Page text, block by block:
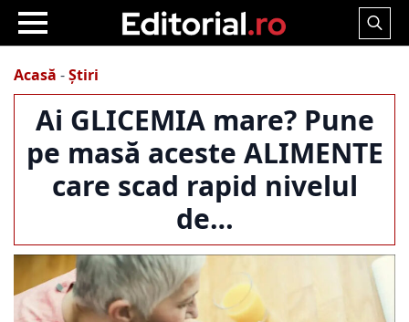
Search
Acasă -Știri
Ai GLICEMIA mare? Pune
pe masă aceste ALIMENTE
care scad rapid nivelul
de…